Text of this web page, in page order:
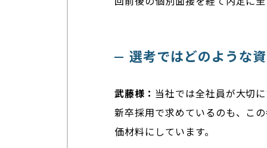
選考ではどのような
武藤様： 当社では全社員が大切
新卒採用で求めているのも、こ
価材料にしています。